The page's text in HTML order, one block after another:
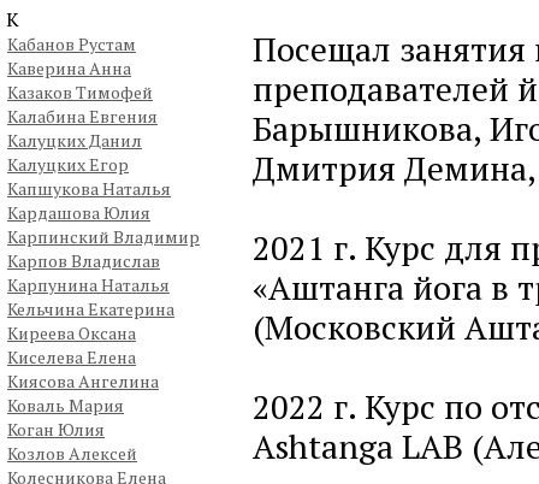
К
Кабанов Рустам
Каверина Анна
Казаков Тимофей
Калабина Евгения
Калуцких Данил
Калуцких Егор
Капшукова Наталья
Кардашова Юлия
Карпинский Владимир
Карпов Владислав
Карпунина Наталья
Кельчина Екатерина
Киреева Оксана
Киселева Елена
Киясова Ангелина
Коваль Мария
Коган Юлия
Козлов Алексей
Колесникова Елена
Посещал занятия
преподавателей
Барышникова,
Дмитрия
2021 г. Курс для
«Аштанга йога в
(Московский
2022 г. Курс по
Ashtanga LAB